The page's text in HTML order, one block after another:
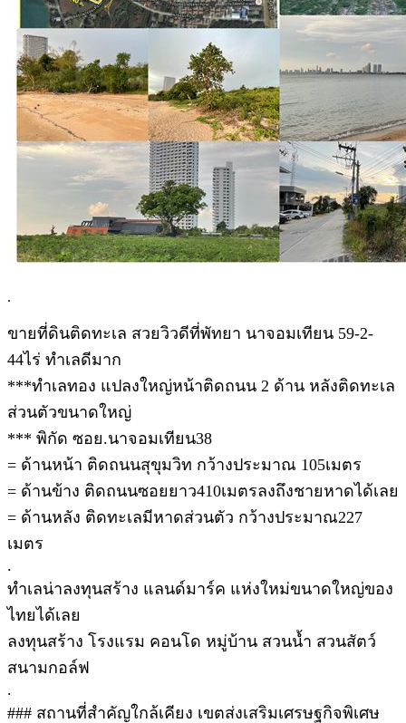
.
ขายที่ดินติดทะเล สวยวิวดีที่พัทยา นาจอมเทียน 59-2-
44ไร่ ทำเลดีมาก
***ทำเลทอง แปลงใหญ่หน้าติดถนน 2 ด้าน หลังติดทะเล
ส่วนตัวขนาดใหญ่
*** พิกัด ซอย.นาจอมเทียน38
= ด้านหน้า ติดถนนสุขุมวิท กว้างประมาณ 105เมตร
= ด้านข้าง ติดถนนซอยยาว410เมตรลงถึงชายหาดได้เลย
= ด้านหลัง ติดทะเลมีหาดส่วนตัว กว้างประมาณ227
เมตร
.
ทำเลน่าลงทุนสร้าง แลนด์มาร์ค แห่งใหม่ขนาดใหญ่ของ
ไทยได้เลย
ลงทุนสร้าง โรงแรม คอนโด หมู่บ้าน สวนน้ำ สวนสัตว์
สนามกอล์ฟ
.
### สถานที่สำคัญใกล้เคียง เขตส่งเสริมเศรษฐกิจพิเศษ